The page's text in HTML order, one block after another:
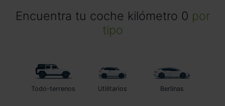
Encuentra tu coche kilómetro 0 por
tipo
Todo-terrenos Utilitarios Berlinas